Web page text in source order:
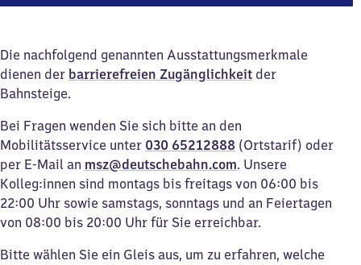
Die nachfolgend genannten Ausstattungsmerkmale
dienen der barrierefreien Zugänglichkeit der
Bahnsteige.
Bei Fragen wenden Sie sich bitte an den
Mobilitätsservice unter 030 65212888 (Ortstarif) oder
per E-Mail an msz@deutschebahn.com. Unsere
Kolleg:innen sind montags bis freitags von 06:00 bis
22:00 Uhr sowie samstags, sonntags und an Feiertagen
von 08:00 bis 20:00 Uhr für Sie erreichbar.
Bitte wählen Sie ein Gleis aus, um zu erfahren, welche